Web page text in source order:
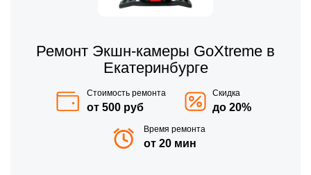
Ремонт Экшн-камеры GoXtreme в
Екатеринбурге
Стоимость ремонта
от 500 руб
Скидка
до 20%
Время ремонта
от 20 мин